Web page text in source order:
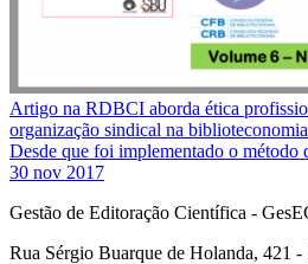
Artigo na RDBCI aborda ética
organização sindical na
Desde que foi implementado o
30 nov 2017
Gestão de Editoração Científica -
Rua Sérgio Buarque de Holanda, 421 -